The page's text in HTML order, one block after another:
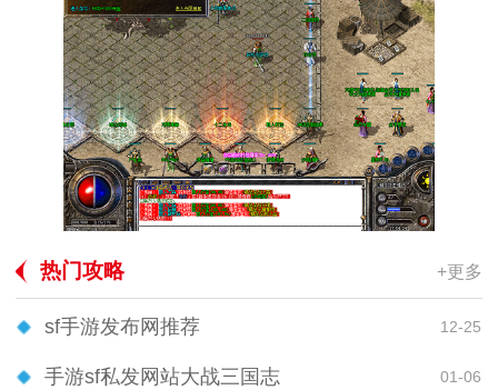
热门攻略 +更多
sf手游发布网推荐 12-25
手游sf私发网站大战三国志 01-06